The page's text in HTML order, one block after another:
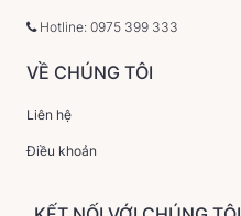
Hotline: 0975 399 333
VỀ CHÚNG TÔI
Liên hệ
Điều khoản